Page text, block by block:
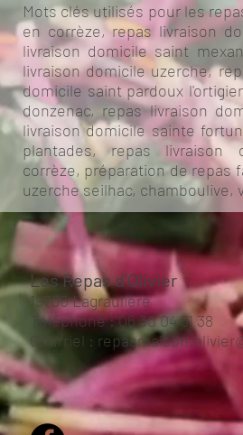
Mots clés utilisés pour les
en corrèze, repas livraison
livraison domicile saint
livraison domicile uzerche,
domicile saint pardoux
donzenac, repas livraison
livraison domicile sainte
plantades, repas
corrèze, préparation de repas
uzerche seilhac, chamboulive,
Les Repas d'Olivier
19700 Lagraulière
Téléphone :06 30 04 51 38
Courriel :